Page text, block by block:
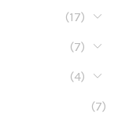
(17)
(7)
(4)
(7)